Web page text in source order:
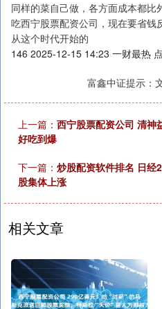
同样的菜自己做，各方面成本都
吃西宁股票配资公司，现在要省钱
从这个时代开始的
146 2025-12-15 14:23 一财最热
富鑫中证提示：
上一篇： 西宁股票配资公司 清神
好吃到爆
下一篇： 炒股配资软件排名 日经
股集体上涨
相关文章